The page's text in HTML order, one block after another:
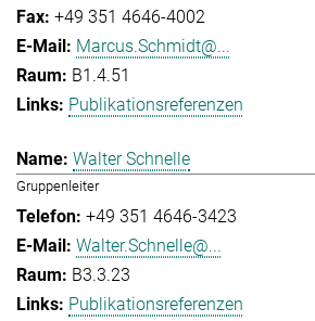
+49 351 4646-4002
Marcus.Schmidt@...
B1.4.51
Publikationsreferenzen
Walter Schnelle
Gruppenleiter
+49 351 4646-3423
Walter.Schnelle@...
B3.3.23
Publikationsreferenzen